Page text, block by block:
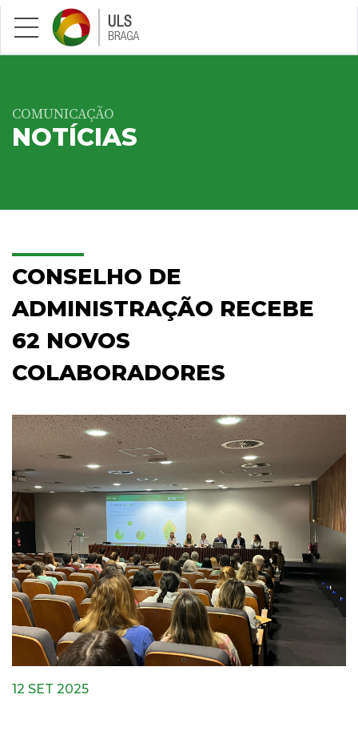
Saltar para conteúdo principal
COMUNICAÇÃO
NOTÍCIAS
CONSELHO DE
ADMINISTRAÇÃO RECEBE
62 NOVOS
COLABORADORES
12 SET 2025